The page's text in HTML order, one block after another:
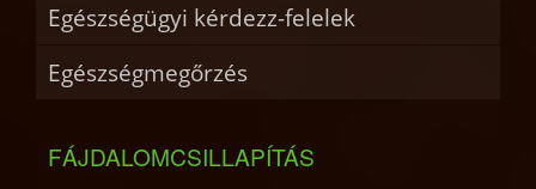
Egészségügyi kérdezz-felelek
Egészségmegőrzés
FÁJDALOMCSILLAPÍTÁS